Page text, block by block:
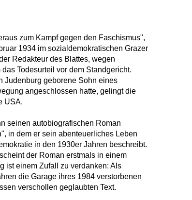
zum Kampf gegen den Faschismus",
1934 im sozialdemokratischen Grazer
Redakteur des Blattes, wegen
Todesurteil vor dem Standgericht.
Judenburg geborene Sohn eines
angeschlossen hatte, gelingt die
USA.
seinen autobiografischen Roman
in dem er sein abenteuerliches Leben
in den 1930er Jahren beschreibt.
der Roman erstmals in einem
ist einem Zufall zu verdanken: Als
die Garage ihres 1984 verstorbenen
verschollen geglaubten Text.